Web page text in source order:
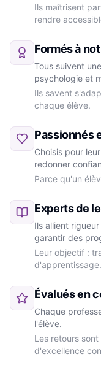
Ils maîtrisent
rendre
Formés à
Tous suivent
psychologie et
Ils savent
chaque élève.
Passionnés
Choisis pour
redonner
Parce qu'un
Experts de
Ils allient
garantir des
Leur objectif :
d'apprentissage.
Évalués en
Chaque
l'élève.
Les retours
d'excellence